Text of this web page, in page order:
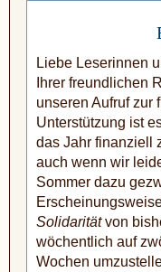
Liebe Leserinnen
Ihrer freundlichen
unseren Aufruf zur
Unterstützung ist
das Jahr finanziell
auch wenn wir
Sommer dazu
Solidaritätvon
wöchentlich auf
Wochen